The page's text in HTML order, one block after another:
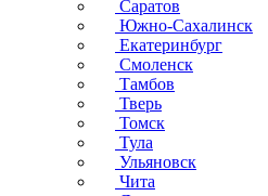
Саратов
Южно-Сахалинск
Екатеринбург
Смоленск
Тамбов
Тверь
Томск
Тула
Ульяновск
Чита